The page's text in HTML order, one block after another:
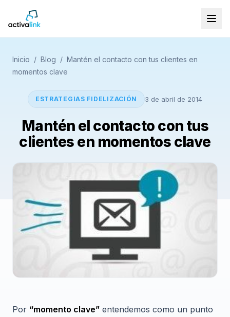
Inicio / Blog / Mantén el contacto con tus clientes en
momentos clave
ESTRATEGIAS FIDELIZACIÓN 3 de abril de 2014
Mantén el contacto con tus
clientes en momentos clave
Por “momento clave” entendemos como un punto